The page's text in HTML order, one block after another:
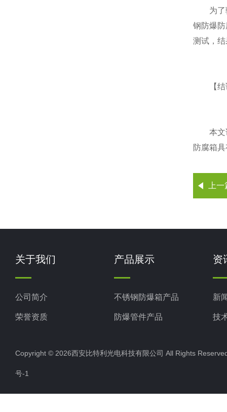
为了验
钢防爆
测试，
【结
本文详
防腐箱
上
关于我们
公司简介
荣誉资质
产品展示
不锈钢防爆箱产品
防爆管件产品
防爆LED照明灯
防爆空调、通风设备
资
新
技
Copyright © 2026西安比特利光电科技有限公司 All Rights
号-1